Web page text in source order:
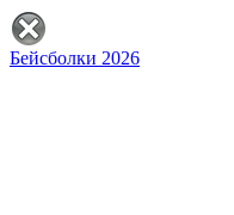
Бейсболки 2026